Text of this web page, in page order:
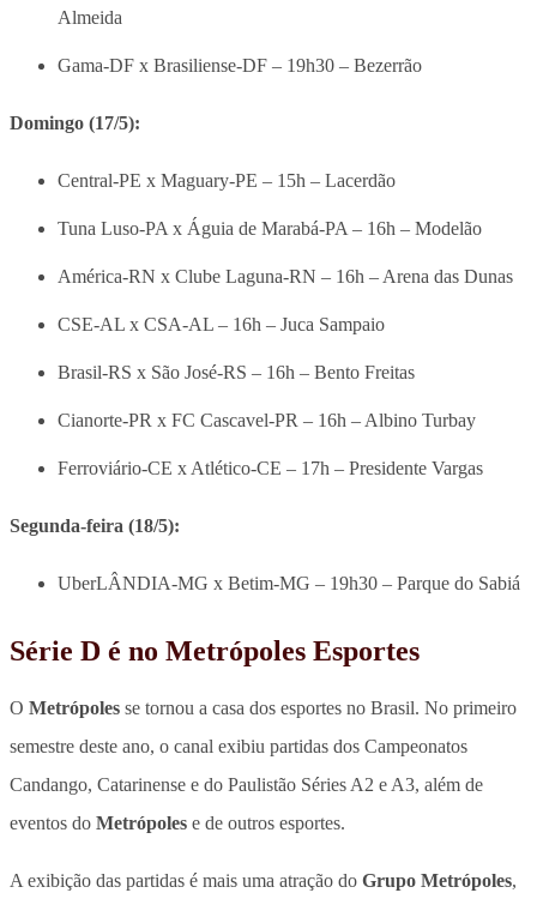
Almeida
Gama-DF x Brasiliense-DF – 19h30 – Bezerrão
Domingo (17/5):
Central-PE x Maguary-PE – 15h – Lacerdão
Tuna Luso-PA x Águia de Marabá-PA – 16h – Modelão
América-RN x Clube Laguna-RN – 16h – Arena das Dunas
CSE-AL x CSA-AL – 16h – Juca Sampaio
Brasil-RS x São José-RS – 16h – Bento Freitas
Cianorte-PR x FC Cascavel-PR – 16h – Albino Turbay
Ferroviário-CE x Atlético-CE – 17h – Presidente Vargas
Segunda-feira (18/5):
UberLÂNDIA-MG x Betim-MG – 19h30 – Parque do Sabiá
Série D é no Metrópoles Esportes
O Metrópoles se tornou a casa dos esportes no Brasil. No primeiro
semestre deste ano, o canal exibiu partidas dos Campeonatos
Candango, Catarinense e do Paulistão Séries A2 e A3, além de
eventos do Metrópoles e de outros esportes.
A exibição das partidas é mais uma atração do Grupo Metrópoles,